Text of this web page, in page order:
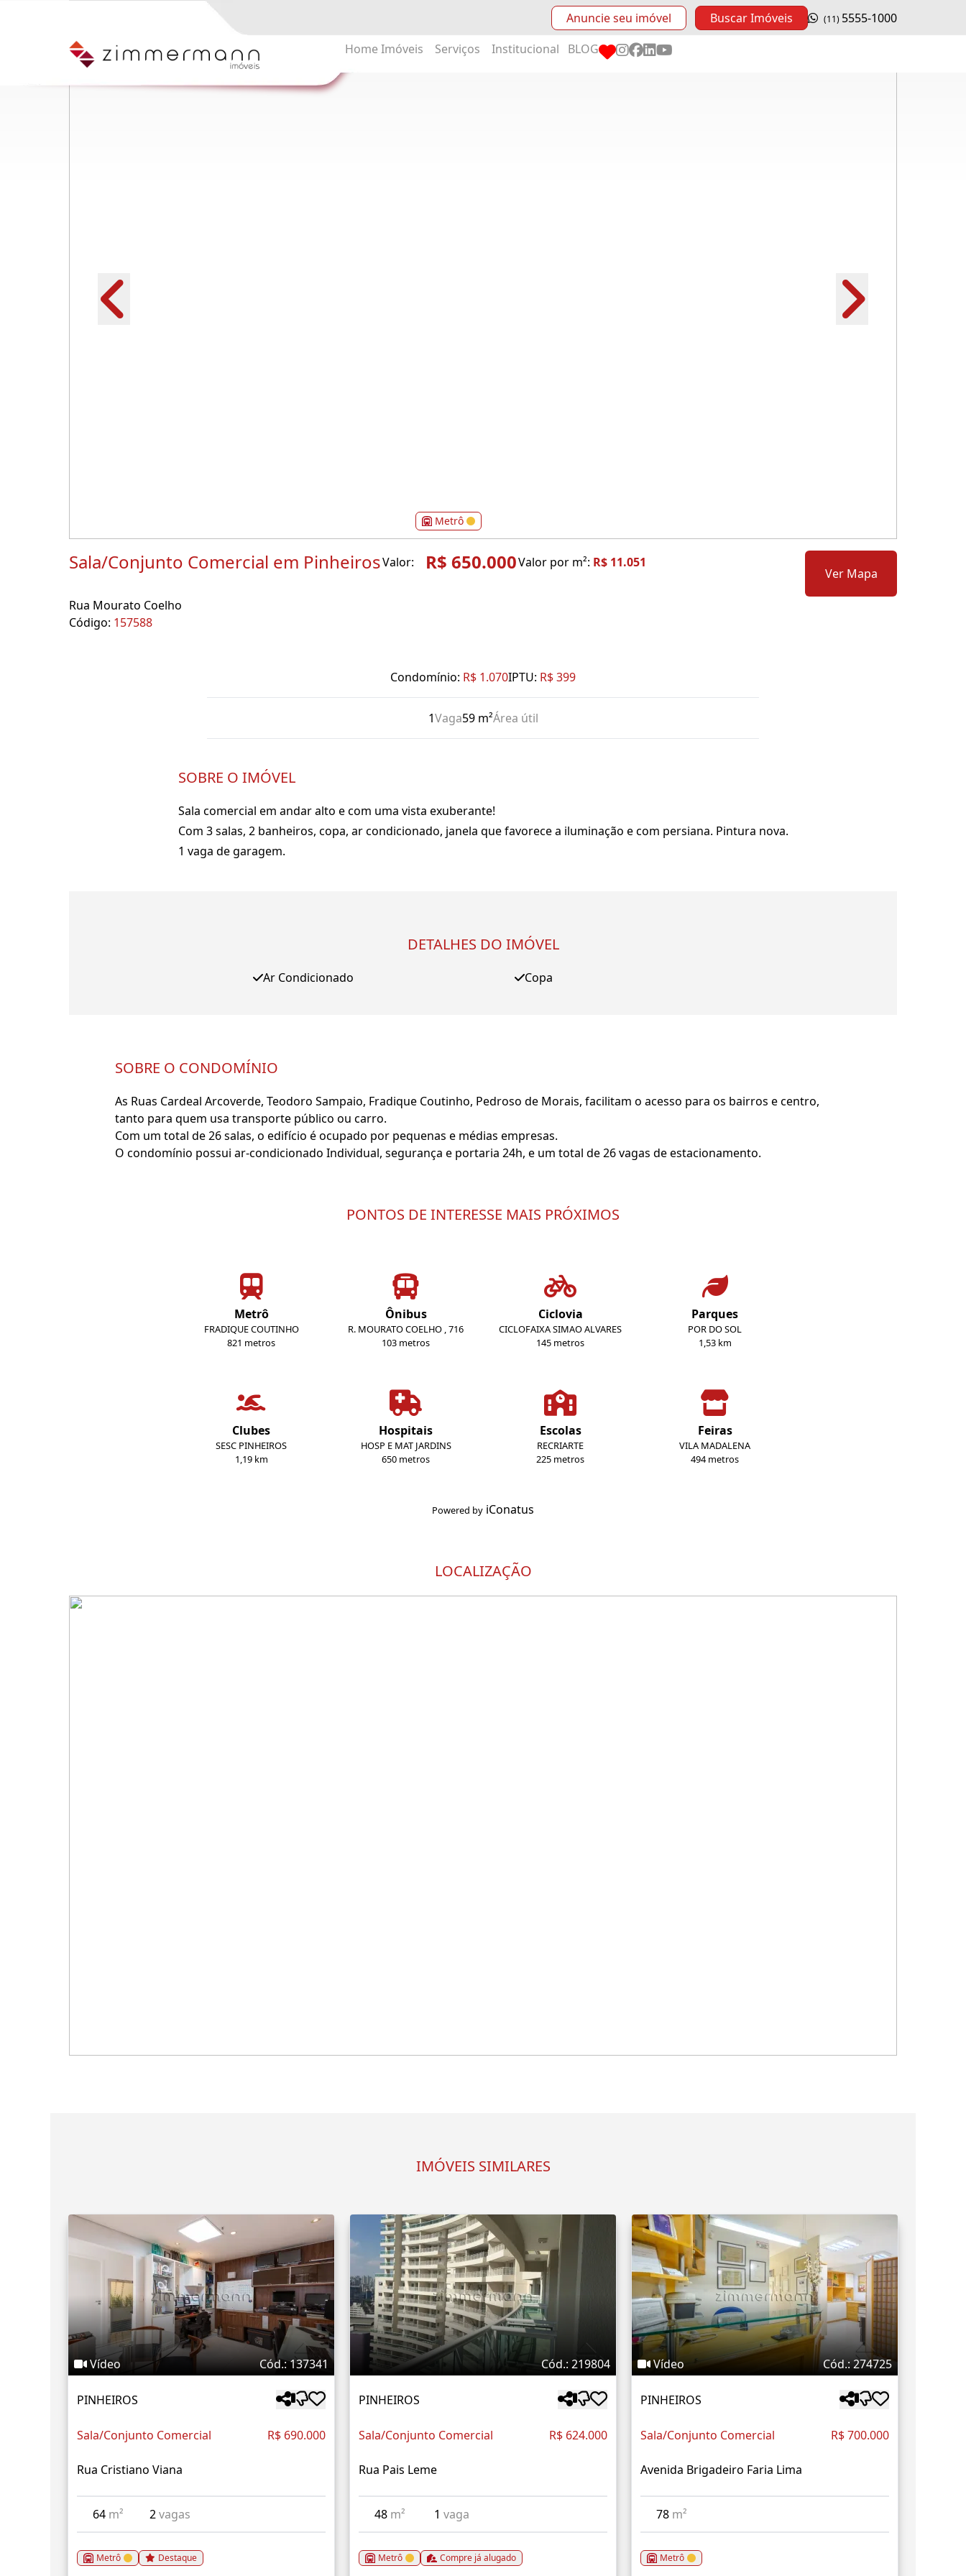
Anuncie seu imóvel Buscar Imóveis (11) 5555-1000
Home Imóveis Serviços Institucional BLOG
Metrô
Sala/Conjunto Comercial em PinheirosValor: R$ 650.000Valor por m²: R$ 11.051
Rua Mourato Coelho
Código: 157588
Ver Mapa
Condomínio: R$ 1.070IPTU: R$ 399
1Vaga59 m²Área útil
SOBRE O IMÓVEL
Sala comercial em andar alto e com uma vista exuberante!
Com 3 salas, 2 banheiros, copa, ar condicionado, janela que favorece a iluminação e com persiana. Pintura nova.
1 vaga de garagem.
DETALHES DO IMÓVEL
Ar Condicionado Copa
SOBRE O CONDOMÍNIO
As Ruas Cardeal Arcoverde, Teodoro Sampaio, Fradique Coutinho, Pedroso de Morais, facilitam o acesso para os bairros e centro,
tanto para quem usa transporte público ou carro.
Com um total de 26 salas, o edifício é ocupado por pequenas e médias empresas.
O condomínio possui ar-condicionado Individual, segurança e portaria 24h, e um total de 26 vagas de estacionamento.
PONTOS DE INTERESSE MAIS PRÓXIMOS
Metrô
FRADIQUE COUTINHO
821 metros
Ônibus
R. MOURATO COELHO , 716
103 metros
Ciclovia
CICLOFAIXA SIMAO ALVARES
145 metros
Parques
POR DO SOL
1,53 km
Clubes
SESC PINHEIROS
1,19 km
Hospitais
HOSP E MAT JARDINS
650 metros
Escolas
RECRIARTE
225 metros
Feiras
VILA MADALENA
494 metros
Powered by iConatus
LOCALIZAÇÃO
IMÓVEIS SIMILARES
Vídeo Cód.: 137341
PINHEIROS
Sala/Conjunto Comercial R$ 690.000
Rua Cristiano Viana
64 m² 2vagas
Metrô Destaque
Cód.: 219804
PINHEIROS
Sala/Conjunto Comercial R$ 624.000
Rua Pais Leme
48 m² 1vaga
Metrô Compre já alugado
Vídeo Cód.: 274725
PINHEIROS
Sala/Conjunto Comercial R$ 700.000
Avenida Brigadeiro Faria Lima
78 m²
Metrô